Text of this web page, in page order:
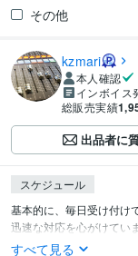
その他
kzmari
本人確認
インボイス
総販売実績
出品者に
スケジュール
基本的に、毎日受け付け
迅速な対応を心がけてい
すべて見る